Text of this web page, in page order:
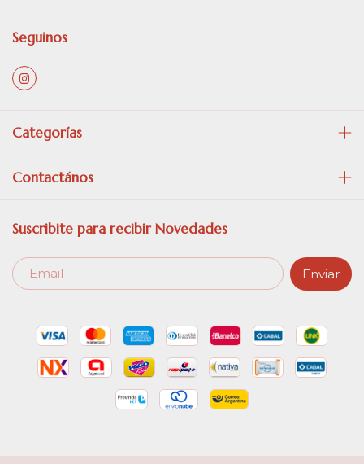
Seguinos
Categorías
Contactános
Suscribite para recibir Novedades